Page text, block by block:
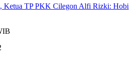
Ketua TP PKK Cilegon Alfi Rizki: Hobi